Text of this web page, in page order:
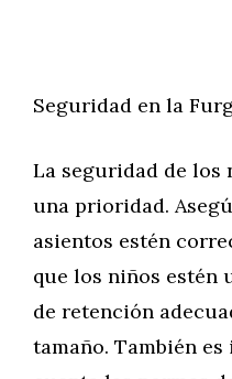
Seguridad en la
La seguridad de los
una prioridad.
asientos estén
que los niños estén
de retención
tamaño. También